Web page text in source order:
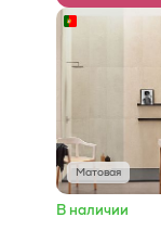
Матовая
В наличии